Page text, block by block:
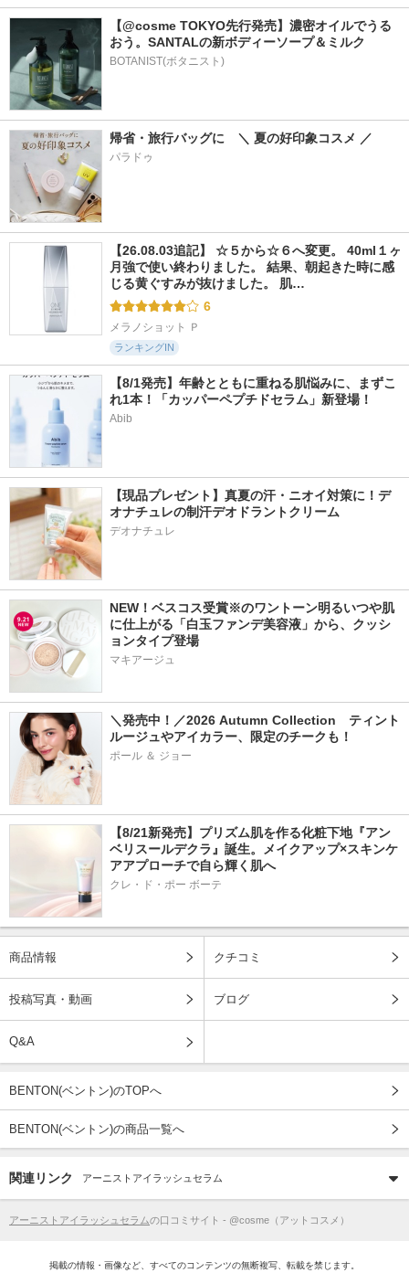
【@cosme TOKYO先行発売】濃密オイルでうる
おう。SANTALの新ボディーソープ＆ミルク
BOTANIST(ボタニスト)
帰省・旅行バッグに　＼ 夏の好印象コスメ ／
パラドゥ
【26.08.03追記】 ☆５から☆６へ変更。 40ml１ヶ
月強で使い終わりました。 結果、朝起きた時に感
じる黄ぐすみが抜けました。 肌…
6
メラノショット Ｐ
ランキングIN
【8/1発売】年齢とともに重ねる肌悩みに、まずこ
れ1本！「カッパーペプチドセラム」新登場！
Abib
【現品プレゼント】真夏の汗・ニオイ対策に！デ
オナチュレの制汗デオドラントクリーム
デオナチュレ
NEW！ベスコス受賞※のワントーン明るいつや肌
に仕上がる「白玉ファンデ美容液」から、クッシ
ョンタイプ登場
マキアージュ
＼発売中！／2026 Autumn Collection　ティント
ルージュやアイカラー、限定のチークも！
ポール ＆ ジョー
【8/21新発売】プリズム肌を作る化粧下地『アン
ベリスールデクラ』誕生。メイクアップ×スキンケ
アアプローチで自ら輝く肌へ
クレ・ド・ポー ボーテ
商品情報 クチコミ
投稿写真・動画 ブログ
Q&A
BENTON(ベントン)のTOPへ
BENTON(ベントン)の商品一覧へ
関連リンク アーニストアイラッシュセラム
アーニストアイラッシュセラムの口コミサイト - @cosme（アットコスメ）
掲載の情報・画像など、すべてのコンテンツの無断複写、転載を禁じます。